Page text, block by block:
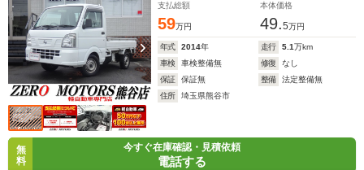
支払総額
59万円
本体価格
49.5万円
年式 2014年 走行 5.1万km
車検
車検整備無 修復
なし
保証
保証無 整備
法定整備無
住所
埼玉県熊谷市
無
料
今すぐ在庫確認・見積依頼
電話する